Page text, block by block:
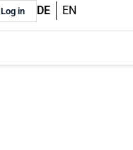
Log in DE EN